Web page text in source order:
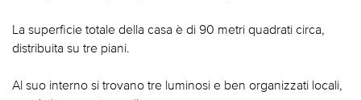
La superficie totale della casa è di 90 metri quadrati circa,
distribuita su tre piani.
Al suo interno si trovano tre luminosi e ben organizzati locali,